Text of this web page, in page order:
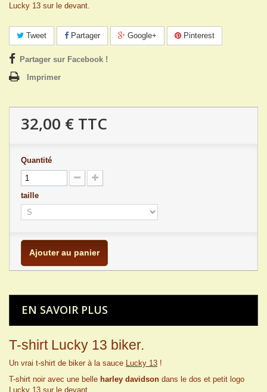
Lucky 13 sur le devant.
Tweet Partager Google+ Pinterest
Partager sur Facebook !
Imprimer
32,00 € TTC
Quantité
taille
Ajouter au panier
EN SAVOIR PLUS
T-shirt Lucky 13 biker.
Un vrai t-shirt de biker à la sauce Lucky 13 !
T-shirt noir avec une belle harley davidson dans le dos et petit logo
Lucky 13 sur le devant.